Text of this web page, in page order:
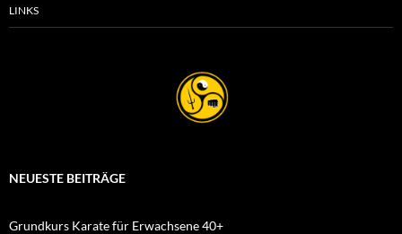
LINKS
NEUESTE BEITRÄGE
Grundkurs Karate für Erwachsene 40+